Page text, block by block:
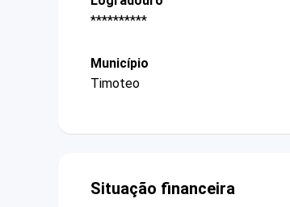
**********
Município
Timoteo
Situação financeira